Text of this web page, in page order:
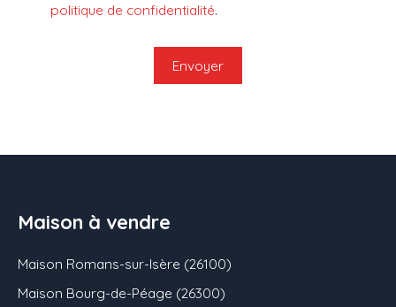
politique de confidentialité.
Envoyer
Maison à vendre
Maison Romans-sur-Isère (26100)
Maison Bourg-de-Péage (26300)